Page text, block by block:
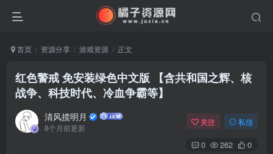
首页 资源分享 游戏资源 正文
红色警戒 免安装绿色中文版 【含共和国之辉、核
战争、科技时代、冷血争霸等】
清风揽明月
8个月前更新
关注 私信
0 262 0